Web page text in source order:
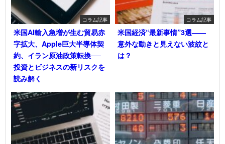
コラム記事
米国AI輸入急増が生む貿易赤
字拡大、Apple巨大半導体契
約、イラン原油政策転換──
投資とビジネスの新リスクを
読み解く
コラム記事
米国経済“最新事情”3選――
意外な動きと見えない波紋と
は？